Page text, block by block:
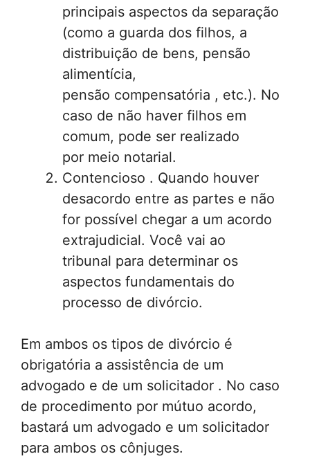
principais aspectos da separação
(como a guarda dos filhos, a
distribuição de bens, pensão
alimentícia,
pensão compensatória , etc.). No
caso de não haver filhos em
comum, pode ser realizado
por meio notarial.
Contencioso . Quando houver
desacordo entre as partes e não
for possível chegar a um acordo
extrajudicial. Você vai ao
tribunal para determinar os
aspectos fundamentais do
processo de divórcio.
Em ambos os tipos de divórcio é
obrigatória a assistência de um
advogado e de um solicitador . No caso
de procedimento por mútuo acordo,
bastará um advogado e um solicitador
para ambos os cônjuges.